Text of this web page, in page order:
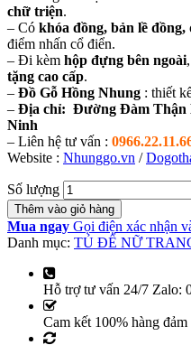
chữ triện.
– Có khóa đồng, bản lề
điểm nhấn cổ điển.
– Đi kèm hộp đựng bên ngoài
tặng cao cấp.
– Đồ Gỗ Hồng Nhung : thiết
– Địa chỉ: Đường Đàm Thận
Ninh
– Liên hệ tư vấn :
Website : Nhunggo.vn /
Số lượng
Thêm vào giỏ hàng
Mua ngay Gọi điện xác nhận
Danh mục: TỦ ĐỂ NỮ
Hỗ trợ tư vấn 24/7 Zalo:
Cam kết 100% hàng